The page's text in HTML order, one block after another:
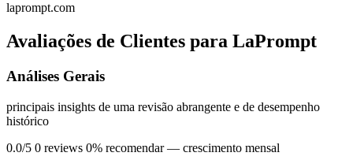
laprompt.com
Avaliações de Clientes para LaPrompt
Análises Gerais
principais insights de uma revisão abrangente e de desempenho
histórico
0.0/5 0 reviews 0% recomendar — crescimento mensal